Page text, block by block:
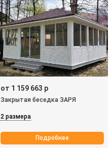
от 1 159 663 р
Закрытая беседка ЗАРЯ
2 размера
Подробнее